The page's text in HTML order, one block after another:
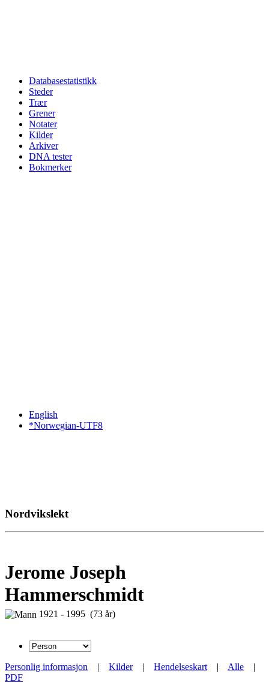
Databasestatistikk
Steder
Trær
Grener
Notater
Kilder
Arkiver
DNA tester
Bokmerker
English
*Norwegian-UTF8
Nordvikslekt
Jerome Joseph
Hammerschmidt
1921 - 1995 (73 år)
Personlig informasjon | Kilder| Hendelseskart | Alle |
PDF